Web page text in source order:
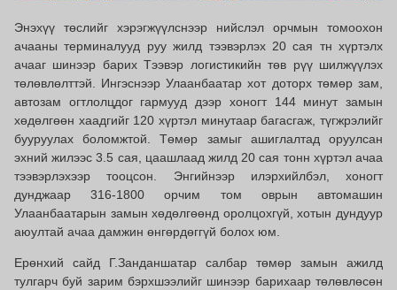
Энэхүү төслийг хэрэгжүүлснээр нийслэл орчмын томоохон
ачааны терминалууд руу жилд тээвэрлэх 20 сая тн хүртэлх
ачааг шинээр барих Тээвэр логистикийн төв рүү шилжүүлэх
төлөвлөлттэй. Ингэснээр Улаанбаатар хот доторх төмөр зам,
автозам огтлолцдог гармууд дээр хоногт 144 минут замын
хөдөлгөөн хаадгийг 120 хүртэл минутаар багасгаж, түгжрэлийг
бууруулах боломжтой. Төмөр замыг ашиглалтад оруулсан
эхний жилээс 3.5 сая, цаашлаад жилд 20 сая тонн хүртэл ачаа
тээвэрлэхээр тооцсон. Энгийнээр илэрхийлбэл, хоногт
дунджаар 316-1800 орчим том оврын автомашин
Улаанбаатарын замын хөдөлгөөнд оролцохгүй, хотын дундуур
аюултай ачаа дамжин өнгөрдөггүй болох юм.
Ерөнхий сайд Г.Занданшатар салбар төмөр замын ажилд
тулгарч буй зарим бэрхшээлийг шинээр барихаар төлөвлөсөн